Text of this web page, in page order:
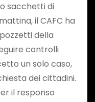
sacchetti di
il CAFC ha
della
controlli
un solo caso,
dei cittadini.
il responso